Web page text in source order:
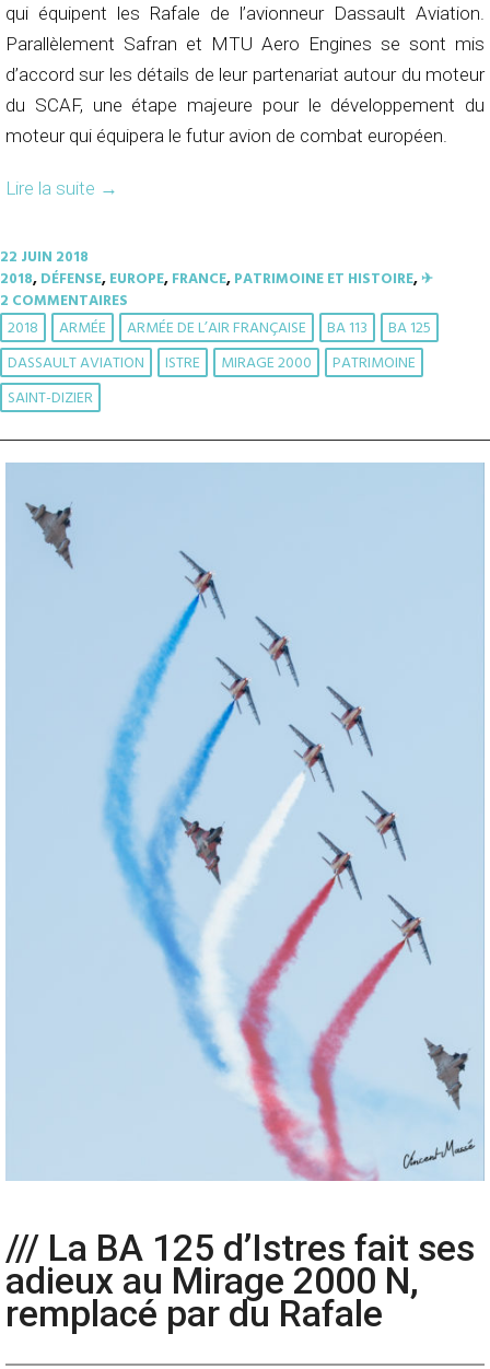
qui équipent les Rafale de l’avionneur Dassault Aviation.
Parallèlement Safran et MTU Aero Engines se sont mis
d’accord sur les détails de leur partenariat autour du moteur
du SCAF, une étape majeure pour le développement du
moteur qui équipera le futur avion de combat européen.
Lire la suite →
22 JUIN 2018
2018,DÉFENSE,EUROPE,FRANCE,PATRIMOINE ET HISTOIRE,✈︎
2 COMMENTAIRES
2018 ARMÉE ARMÉE DE L’AIR FRANÇAISE BA 113
BA 125
DASSAULT AVIATION
ISTRE MIRAGE 2000
PATRIMOINE
SAINT-DIZIER
/// La BA 125 d’Istres fait ses
adieux au Mirage 2000 N,
remplacé par du Rafale